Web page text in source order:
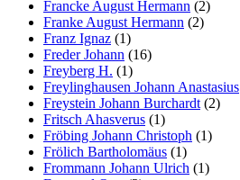
Francke August Hermann (2)
Franke August Hermann (2)
Franz Ignaz (1)
Freder Johann (16)
Freyberg H. (1)
Freylinghausen Johann Anastasius
Freystein Johann Burchardt (2)
Fritsch Ahasverus (1)
Fröbing Johann Christoph (1)
Frölich Bartholomäus (1)
Frommann Johann Ulrich (1)